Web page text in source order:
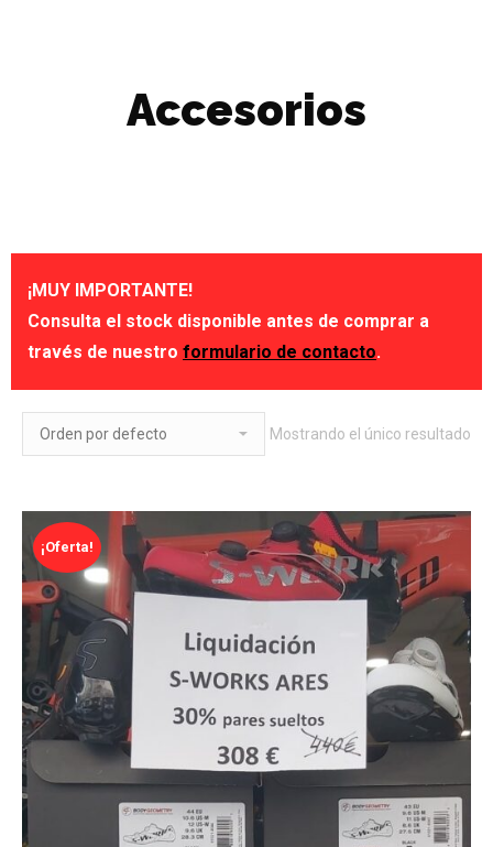
Accesorios
¡MUY IMPORTANTE!
Consulta el stock disponible antes de comprar a
través de nuestro formulario de contacto.
Mostrando el único resultado
¡Oferta!